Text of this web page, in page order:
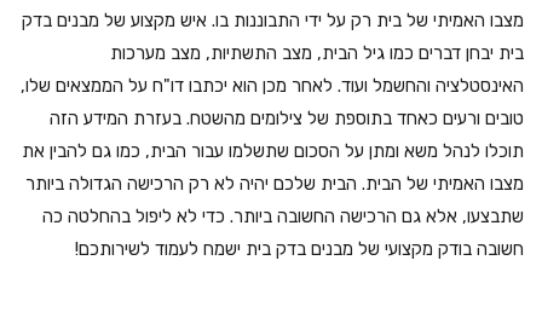
מצבו האמיתי של בית רק על ידי התבוננות בו. איש מקצוע של מבנים בדק
בית יבחן דברים כמו גיל הבית, מצב התשתיות, מצב מערכות
האינסטלציה והחשמל ועוד. לאחר מכן הוא יכתבו דו"ח על הממצאים שלו,
טובים ורעים כאחד בתוספת של צילומים מהשטח. בעזרת המידע הזה
תוכלו לנהל משא ומתן על הסכום שתשלמו עבור הבית, כמו גם להבין את
מצבו האמיתי של הבית. הבית שלכם יהיה לא רק הרכישה הגדולה ביותר
שתבצעו, אלא גם הרכישה החשובה ביותר. כדי לא ליפול בהחלטה כה
חשובה בודק מקצועי של מבנים בדק בית ישמח לעמוד לשירותכם!